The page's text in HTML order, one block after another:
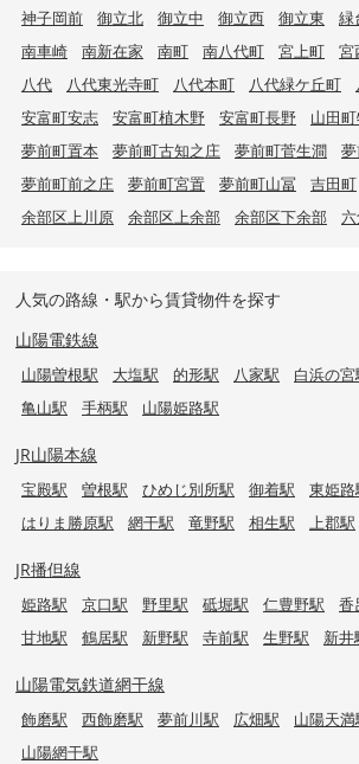
神子岡前
御立北 御立中 御立西 御立東 緑
南車崎
南新在家 南町 南八代町 宮上町 宮
八代
八代東光寺町 八代本町 八代緑ケ丘町
安富町安志
安富町植木野 安富町長野 山田
夢前町置本
夢前町古知之庄 夢前町菅生澗
夢前町前之庄
夢前町宮置 夢前町山冨 吉田町
余部区上川原
余部区上余部 余部区下余部 六
人気の路線・駅から賃貸物件を探す
山陽電鉄線
山陽曽根駅 大塩駅 的形駅 八家駅 白浜の宮
亀山駅
手柄駅 山陽姫路駅
JR山陽本線
宝殿駅 曽根駅 ひめじ別所駅 御着駅 東姫路
はりま勝原駅
網干駅 竜野駅 相生駅 上郡駅
JR播但線
姫路駅 京口駅 野里駅 砥堀駅 仁豊野駅 香
甘地駅
鶴居駅 新野駅 寺前駅 生野駅 新井
山陽電気鉄道網干線
飾磨駅 西飾磨駅 夢前川駅 広畑駅 山陽天満
山陽網干駅